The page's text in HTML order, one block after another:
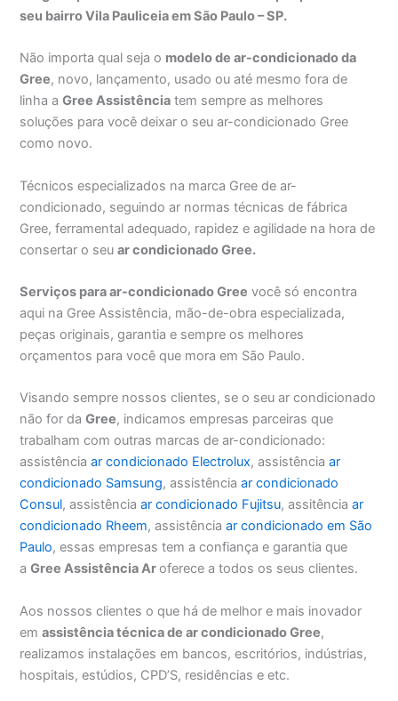
seu bairro Vila Pauliceia em São Paulo – SP.
Não importa qual seja o modelo de ar-condicionado da
Gree, novo, lançamento, usado ou até mesmo fora de
linha aGree Assistência tem sempre as melhores
soluções para você deixar o seu ar-condicionado Gree
como novo.
Técnicos especializados na marca Gree de ar-
condicionado, seguindo ar normas técnicas de fábrica
Gree, ferramental adequado, rapidez e agilidade na hora de
consertar o seuar condicionado Gree.
Serviços para ar-condicionado Gree você só encontra
aqui na Gree Assistência, mão-de-obra especializada,
peças originais, garantia e sempre os melhores
orçamentos para você que mora em São Paulo.
Visando sempre nossos clientes, se o seu ar condicionado
não for daGree, indicamos empresas parceiras que
trabalham com outras marcas de ar-condicionado:
assistência ar condicionado Electrolux, assistência ar
condicionado Samsung, assistência ar condicionado
Consul, assistência ar condicionado Fujitsu, assitência ar
condicionado Rheem, assistência ar condicionado em São
Paulo, essas empresas tem a confiança e garantia que
aGree Assistência Aroferece a todos os seus clientes.
Aos nossos clientes o que há de melhor e mais inovador
emassistência técnica de ar condicionado Gree,
realizamos instalações em bancos, escritórios, indústrias,
hospitais, estúdios, CPD’S, residências e etc.